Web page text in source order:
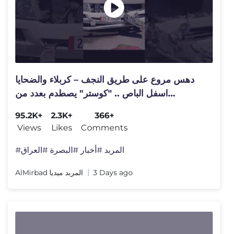
دهس مروع على طريق النجف – كربلاء والضحايا
اسفل الباص .. "كوستر" يصطدم بعدد من
95.2K+
Views
2.3K+
Likes
366+
Comments
#المربد #أخبار #البصرة #العراق
AlMirbad المربد ميديا 3 Days ago